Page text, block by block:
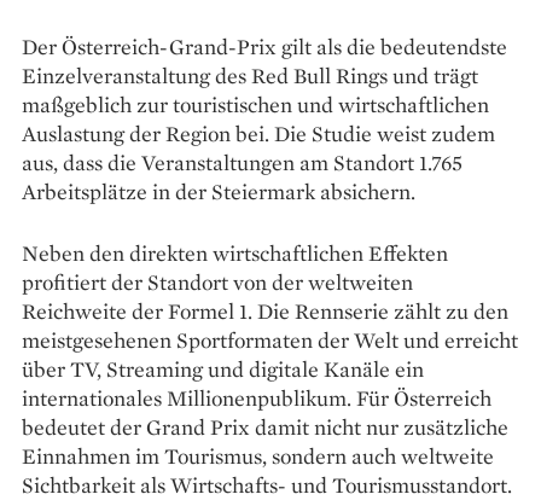
Der Österreich-Grand-Prix gilt als die bedeutendste
Einzelveranstaltung des Red Bull Rings und trägt
maßgeblich zur touristischen und wirtschaftlichen
Auslastung der Region bei. Die Studie weist zudem
aus, dass die Veranstaltungen am Standort 1.765
Arbeitsplätze in der Steiermark absichern.
Neben den direkten wirtschaftlichen Effekten
profitiert der Standort von der weltweiten
Reichweite der Formel 1. Die Rennserie zählt zu den
meistgesehenen Sportformaten der Welt und erreicht
über TV, Streaming und digitale Kanäle ein
internationales Millionenpublikum. Für Österreich
bedeutet der Grand Prix damit nicht nur zusätzliche
Einnahmen im Tourismus, sondern auch weltweite
Sichtbarkeit als Wirtschafts- und Tourismusstandort.